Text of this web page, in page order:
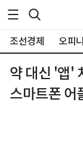
조선경제 오피
약 대신 '앱'
스마트폰 어